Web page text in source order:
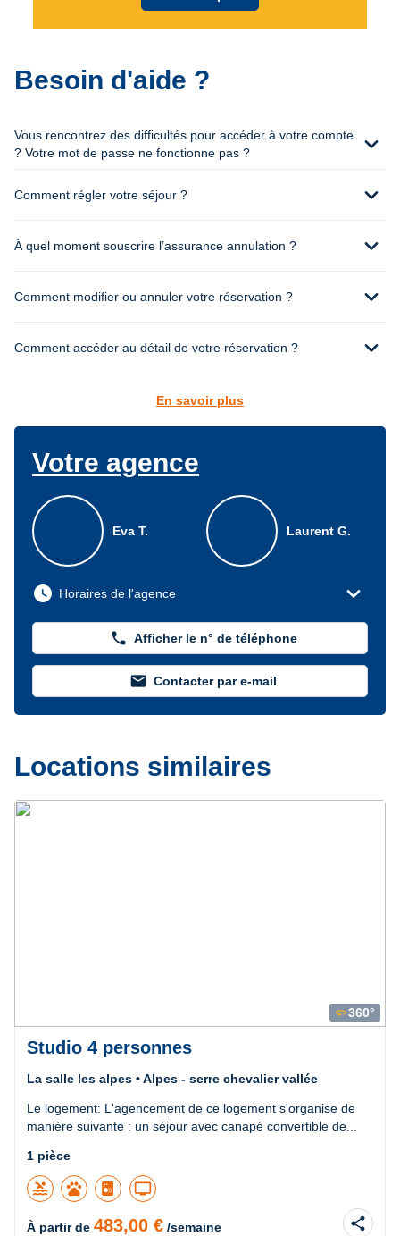
Besoin d'aide ?
Vous rencontrez des difficultés pour accéder à votre compte
? Votre mot de passe ne fonctionne pas ?
expand_more
Comment régler votre séjour ? expand_more
À quel moment souscrire l’assurance annulation ? expand_more
Comment modifier ou annuler votre réservation ? expand_more
Comment accéder au détail de votre réservation ? expand_more
En savoir plus
Votre agence
Eva T. Laurent G.
watch_later Horaires de l'agence expand_more
phone Afficher le n° de téléphone
mail Contacter par e-mail
Locations similaires
Précédent
360360°
Studio 4 personnes
La salle les alpes • Alpes - serre chevalier vallée
Le logement: L'agencement de ce logement s'organise de
manière suivante : un séjour avec canapé convertible de...
1 pièce
pool pets tv
À partir de 483,00 € /semaine share
Suivant